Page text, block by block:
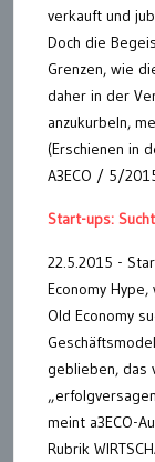
verkauft und
Doch die
Grenzen, wie
daher in der
anzukurbeln,
(Erschienen in
A3ECO / 5/
Start-ups:
22.5.2015 -
Economy
Old Economy
geblieben, das
meint a3ECO-
Rubrik